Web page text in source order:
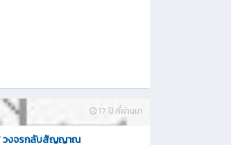
17 ปี ที่ผ่านมา
วงจรกลับสัญญาณ